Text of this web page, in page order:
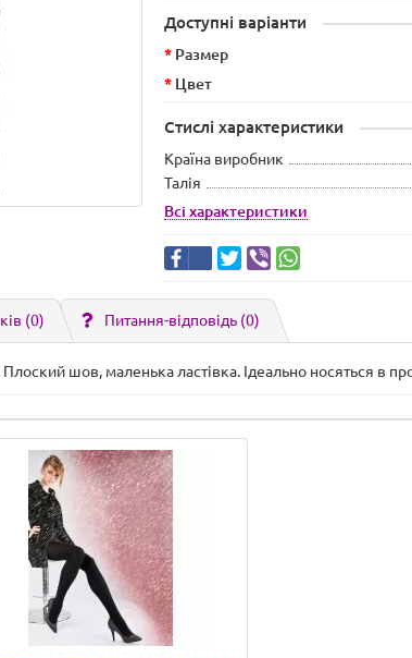
Доступні варіанти
Размер
Цвет
Стислі характеристики
Країна виробник
Талія
Всі характеристики
(0) Питання-відповідь (0)
шов, маленька ластівка. Ідеально носяться в